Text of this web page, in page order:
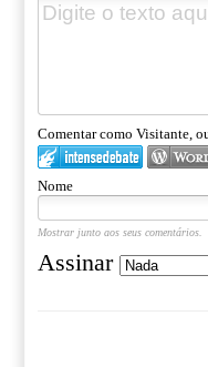
Comentar como Visitante,
Nome
Mostrar junto aos seus comentários.
Assinar